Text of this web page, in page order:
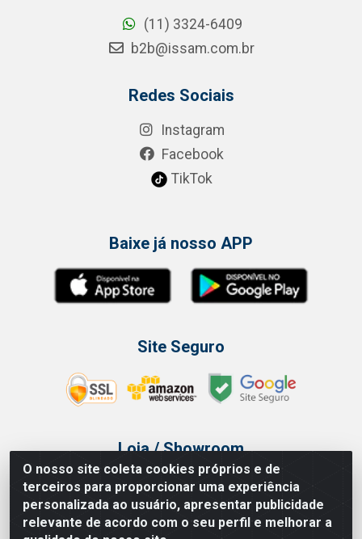
O nosso site coleta cookies próprios e de
terceiros para proporcionar uma experiência
personalizada ao usuário, apresentar publicidade
relevante de acordo com o seu perfil e melhorar a
(11) 3324-6409
b2b@issam.com.br
Redes Sociais
Instagram
Facebook
TikTok
Baixe já nosso APP
Site Seguro
Loja / Showroom
Tel.: (11) 3314 6400
Av Vautier, 468 - Pari - São Paulo/SP